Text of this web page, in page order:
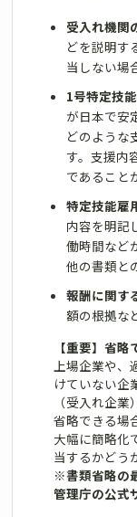
受入れ機関
どを説明す
当しない場
1号特定技
が日本で安
どのような
す。支援内
であること
特定技能雇
内容を明記
働時間など
他の書類と
報酬に関す
額の根拠な
【重要】省
上場企業や
けていない企
（受入れ企
省略できる場
大幅に簡略化
当するかどう
※書類省略の
管理庁の公式